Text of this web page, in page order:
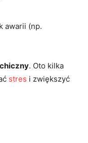
awarii (np.
. Oto kilka
stres i zwiększyć